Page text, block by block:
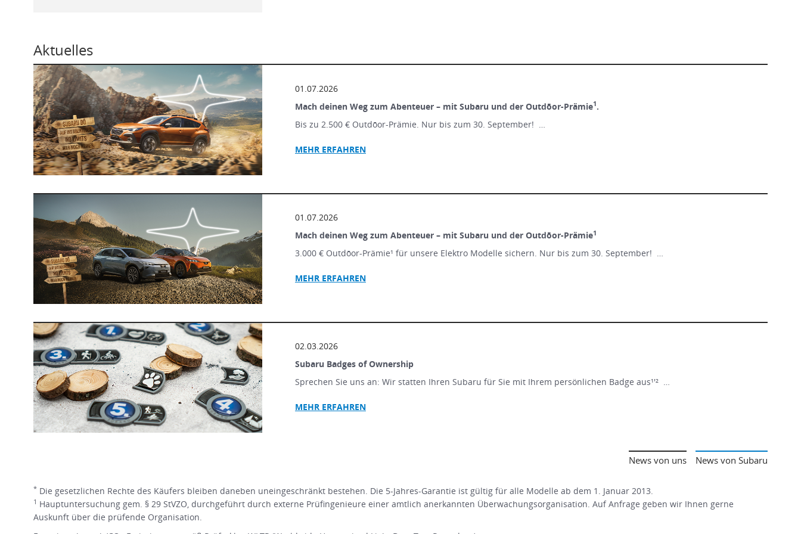
Aktuelles
01.07.2026
Mach deinen Weg zum Abenteuer – mit Subaru und der Outdōor-Prämie1.
Bis zu 2.500 € Outdōor-Prämie. Nur bis zum 30. September! …
MEHR ERFAHREN
01.07.2026
Mach deinen Weg zum Abenteuer – mit Subaru und der Outdōor-Prämie1
3.000 € Outdōor-Prämie¹ für unsere Elektro Modelle sichern. Nur bis zum 30. September! …
MEHR ERFAHREN
02.03.2026
Subaru Badges of Ownership
Sprechen Sie uns an: Wir statten Ihren Subaru für Sie mit Ihrem persönlichen Badge aus¹'² …
MEHR ERFAHREN
News von Subaru
News von uns
* Die gesetzlichen Rechte des Käufers bleiben daneben uneingeschränkt bestehen. Die 5-Jahres-Garantie ist gültig für alle Modelle ab dem 1. Januar 2013.
1 Hauptuntersuchung gem. § 29 StVZO, durchgeführt durch externe Prüfingenieure einer amtlich anerkannten Überwachungsorganisation. Auf Anfrage geben wir Ihnen gerne
Auskunft über die prüfende Organisation.